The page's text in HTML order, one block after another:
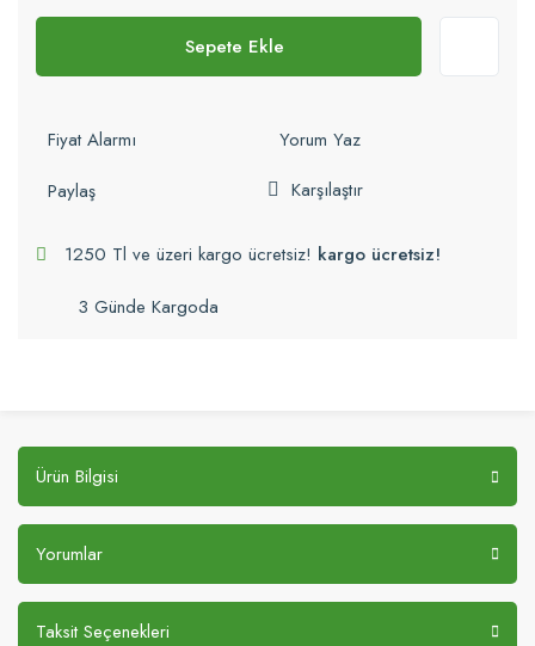
Sepete Ekle
Fiyat Alarmı
Yorum Yaz
Paylaş
Karşılaştır
1250 Tl ve üzeri kargo ücretsiz! kargo ücretsiz!
3 Günde Kargoda
Ürün Bilgisi
Yorumlar
Taksit Seçenekleri